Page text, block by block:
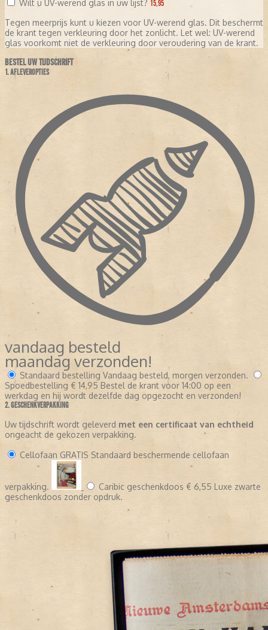
Wilt u UV-werend glas in uw lijst? 15,95
Tegen meerprijs kunt u kiezen voor UV-werend glas. Dit beschermt
de krant tegen verkleuring door het zonlicht. Let wel: UV-werend
glas voorkomt niet de verkleuring door veroudering van de krant.
BESTEL UW TIJDSCHRIFT
1. AFLEVEROPTIES
vandaag besteld
maandag verzonden!
Standaard bestelling Vandaag besteld, morgen verzonden.
Spoedbestelling € 14,95 Bestel de krant voor 14:00 op een
werkdag en hij wordt dezelfde dag opgezocht en verzonden!
2. GESCHENKVERPAKKING
Uw tijdschrift wordt geleverd met een certificaat van echtheid
ongeacht de gekozen verpakking.
Cellofaan GRATIS Standaard beschermende cellofaan
verpakking. Caribic geschenkdoos € 6,55 Luxe zwarte
geschenkdoos zonder opdruk.